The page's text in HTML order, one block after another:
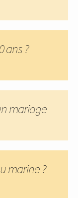
ans ?
mariage
marine ?